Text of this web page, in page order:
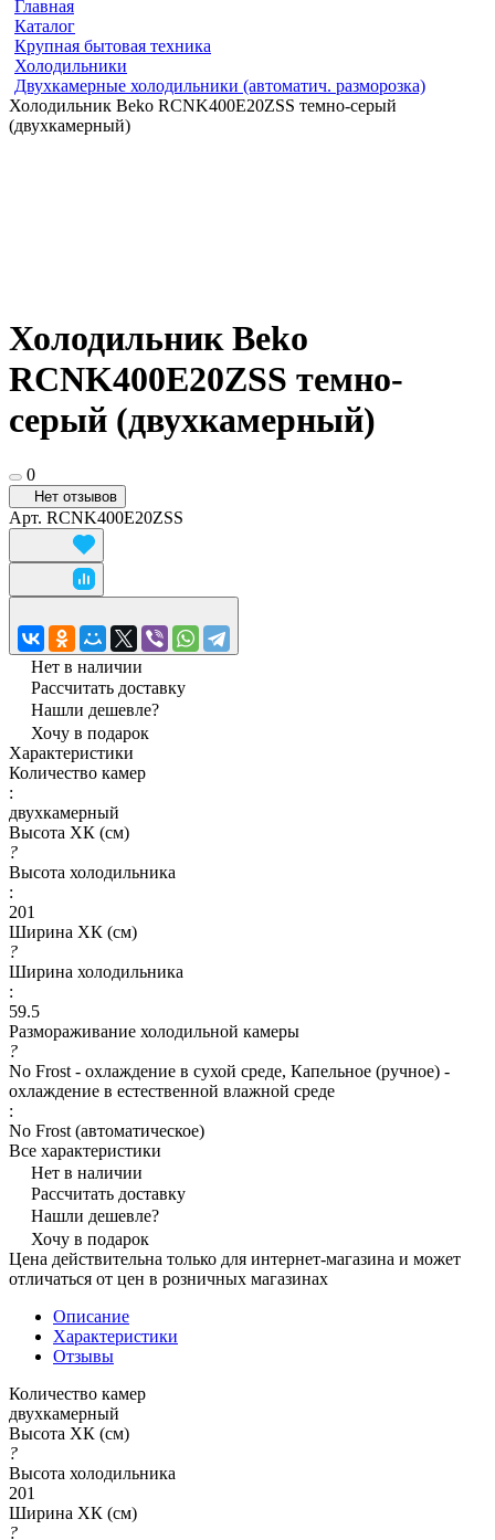
Главная
Каталог
Крупная бытовая техника
Холодильники
Двухкамерные холодильники (автоматич. разморозка)
Холодильник Beko RCNK400E20ZSS темно-серый
(двухкамерный)
Холодильник Beko
RCNK400E20ZSS темно-
серый (двухкамерный)
0
Нет отзывов
Арт. RCNK400E20ZSS
Нет в наличии
Рассчитать доставку
Нашли дешевле?
Хочу в подарок
Характеристики
Количество камер
:
двухкамерный
Высота ХК (см)
?
Высота холодильника
:
201
Ширина ХК (см)
?
Ширина холодильника
:
59.5
Размораживание холодильной камеры
?
No Frost - охлаждение в сухой среде, Капельное (ручное) -
охлаждение в естественной влажной среде
:
No Frost (автоматическое)
Все характеристики
Нет в наличии
Рассчитать доставку
Нашли дешевле?
Хочу в подарок
Цена действительна только для интернет-магазина и может
отличаться от цен в розничных магазинах
Описание
Характеристики
Отзывы
Количество камер
двухкамерный
Высота ХК (см)
?
Высота холодильника
201
Ширина ХК (см)
?